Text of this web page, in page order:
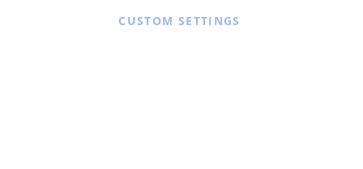
CUSTOM SETTINGS